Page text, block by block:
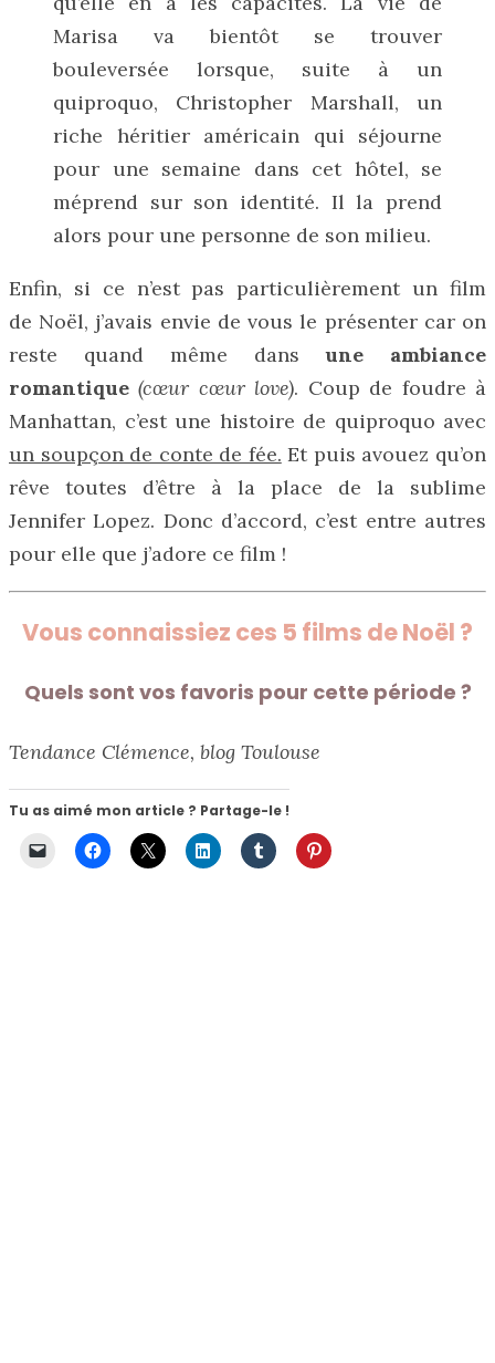
Marisa va bientôt se trouver
bouleversée lorsque, suite à un
quiproquo, Christopher Marshall, un
riche héritier américain qui séjourne
pour une semaine dans cet hôtel, se
méprend sur son identité. Il la prend
alors pour une personne de son milieu.
Enfin, si ce n’est pas particulièrement un film
de Noël, j’avais envie de vous le présenter car on
reste quand même dansune ambiance
romantique (cœur cœur love). Coup de foudre à
Manhattan, c’est une histoire de quiproquo avec
un soupçon de conte de fée. Et puis avouez qu’on
rêve toutes d’être à la place de la sublime
Jennifer Lopez. Donc d’accord, c’est entre autres
pour elle que j’adore ce film !
Vous connaissiez ces 5 films de Noël ?
Quels sont vos favoris pour cette période ?
Tendance Clémence, blog Toulouse
Tu as aimé mon article ? Partage-le !